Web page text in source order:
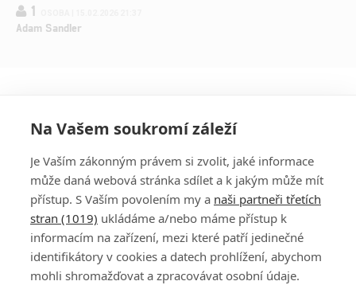
1
Adam Sandler
PŘIHLÁSIT
REGISTROVAT
DISKUZE
Na Vašem soukromí záleží
Je Vaším zákonným právem si zvolit, jaké informace
může daná webová stránka sdílet a k jakým může mít
přístup. S Vaším povolením my a naši partneři třetích
stran (1019) ukládáme a/nebo máme přístup k
informacím na zařízení, mezi které patří jedinečné
identifikátory v cookies a datech prohlížení, abychom
mohli shromažďovat a zpracovávat osobní údaje.